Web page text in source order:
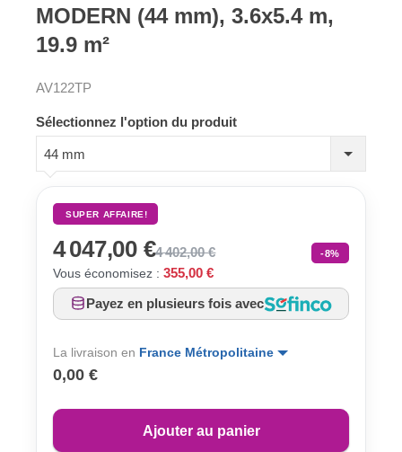
MODERN (44 mm), 3.6x5.4 m,
19.9 m²
AV122TP
Sélectionnez l'option du produit
44 mm
SUPER AFFAIRE!
4 047,00 €4 402,00 € -8%
Vous économisez : 355,00 €
Payez en plusieurs fois avec
La livraison en France Métropolitaine
0,00 €
Ajouter au panier